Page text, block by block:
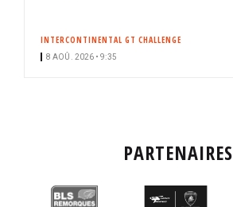
INTERCONTINENTAL GT CHALLENGE
8 AOÛ. 2026 • 9:35
PARTENAIRES